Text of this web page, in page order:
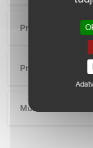
Precíziós
Prospektus
Műszaki Adatok